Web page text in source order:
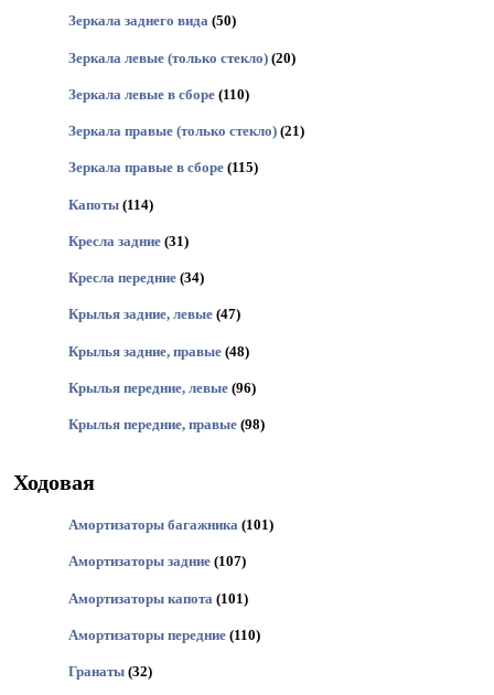
Зеркала заднего вида (50)
Зеркала левые (только стекло) (20)
Зеркала левые в сборе (110)
Зеркала правые (только стекло) (21)
Зеркала правые в сборе (115)
Капоты (114)
Кресла задние (31)
Кресла передние (34)
Крылья задние, левые (47)
Крылья задние, правые (48)
Крылья передние, левые (96)
Крылья передние, правые (98)
Ходовая
Амортизаторы багажника (101)
Амортизаторы задние (107)
Амортизаторы капота (101)
Амортизаторы передние (110)
Гранаты (32)